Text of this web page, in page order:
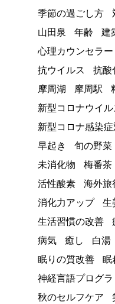
季節の過ごし方
山田泉
年齢 建
心理カウンセラー
抗ウイルス
抗酸
摩周湖
摩周駅
新型コロナウイ
新型コロナ感染
早起き
旬の野菜
未消化物
梅番茶
活性酸素
海外旅
消化力アップ
生
生活習慣の改善
病気
癒し 白湯
眠りの質改善
眠
神経言語プログ
秋のセルフケア